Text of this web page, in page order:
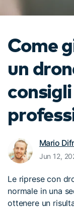
Tip per YouTube
Apprendimento
Come
un
Mario
Jun 12,
Le riprese con
normale in una
ottenere un